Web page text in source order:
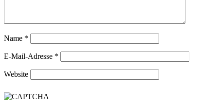
Name *
E-Mail-Adresse *
Website